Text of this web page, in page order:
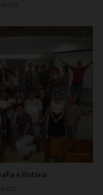
2024
e História
2012